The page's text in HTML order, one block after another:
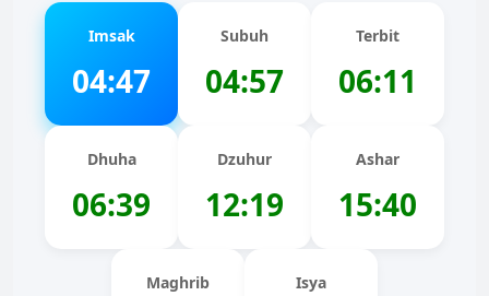
Imsak
04:47
Subuh
04:57
Terbit
06:11
Dhuha
06:39
Dzuhur
12:19
Ashar
15:40
Maghrib Isya